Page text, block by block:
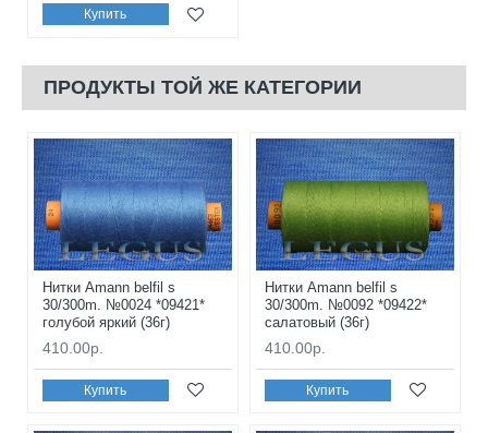
Купить
ПРОДУКТЫ ТОЙ ЖЕ КАТЕГОРИИ
Нитки Amann belfil s
30/300m. №0024 *09421*
голубой яркий (36г)
410.00р.
Купить
Нитки Amann belfil s
30/300m. №0092 *09422*
салатовый (36г)
410.00р.
Купить